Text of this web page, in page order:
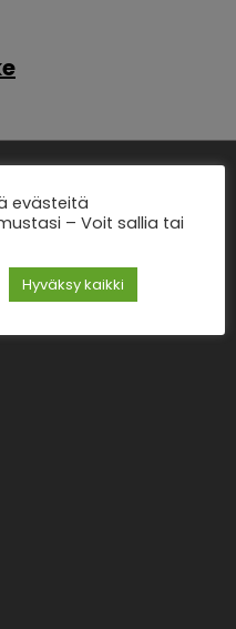
evästeitä
– Voit sallia tai
Hyväksy kaikki